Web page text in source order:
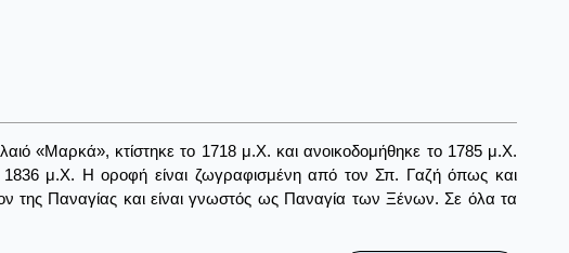
«Μαρκά», κτίστηκε το 1718 μ.Χ. και ανοικοδομήθηκε το 1785 μ.Χ.
1836 μ.Χ. Η οροφή είναι ζωγραφισμένη από τον Σπ. Γαζή όπως και
της Παναγίας και είναι γνωστός ως Παναγία των Ξένων. Σε όλα τα